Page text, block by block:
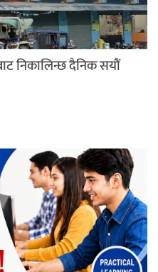
निकालिन्छ दैनिक सयौं